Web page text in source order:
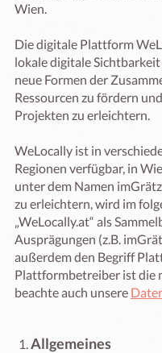
Wien.
Die digitale Plattform
lokale digitale
neue Formen der
Ressourcen zu fördern
Projekten zu erleichtern.
WeLocally ist in
Regionen verfügbar, in
unter dem Namen
zu erleichtern, wird im
„WeLocally.at“ als
Ausprägungen (z.B.
außerdem den Begriff
Plattformbetreiber ist die
beachte auch unsere
Allgemeines